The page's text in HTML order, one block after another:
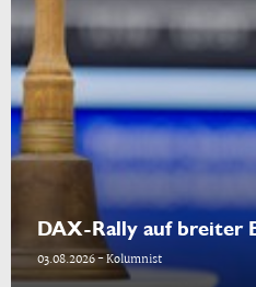
DAX-Rally auf breiter
03.08.2026 - Kolumnist